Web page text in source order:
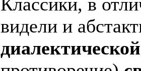
видели и
диалектической